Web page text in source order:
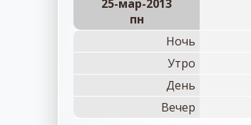
25-мар-2013
пн
Ночь
Утро
День
Вечер